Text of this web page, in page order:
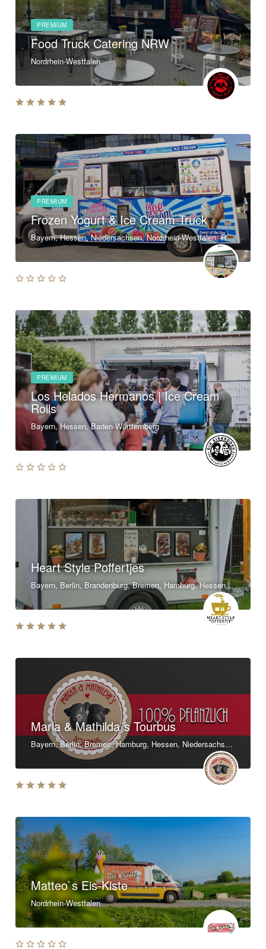
PREMIUM
Food Truck Catering NRW
Nordrhein-Westfalen
PREMIUM
Frozen Yogurt & Ice Cream Truck
Bayern, Hessen, Niedersachsen, Nordrhein-Westfalen, Rheinland-Pfalz, Baden-Württemberg
PREMIUM
Los Helados Hermanos | Ice Cream
Rolls
Bayern, Hessen, Baden-Württemberg
Heart Style Poffertjes
Bayern, Berlin, Brandenburg, Bremen, Hamburg, Hessen, Mecklenburg-Vorpommern, Nordrhein-Westfalen, Rheinland-Pfalz, Saarland, Sachsen, Sachsen-Anhalt, Baden-Württemberg
Marla & Mathilda´s Tourbus
Bayern, Berlin, Bremen, Hamburg, Hessen, Niedersachsen, Nordrhein-Westfalen, Rheinland-Pfalz, Sachsen, Sachsen-Anhalt, Thüringen
Matteo`s Eis-Kiste
Nordrhein-Westfalen